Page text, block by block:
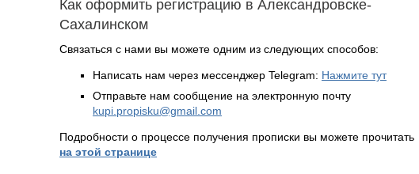
Как оформить регистрацию в Александровске-
Сахалинском
Связаться с нами вы можете одним из следующих способов:
Написать нам через мессенджер Telegram: Нажмите тут
Отправьте нам сообщение на электронную почту
kupi.propisku@gmail.com
Подробности о процессе получения прописки вы можете прочитать
на этой странице